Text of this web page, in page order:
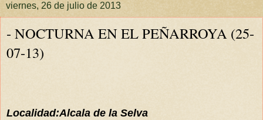
viernes, 26 de julio de 2013
- NOCTURNA EN EL PEÑARROYA (25-
07-13)
Localidad:Alcala de la Selva